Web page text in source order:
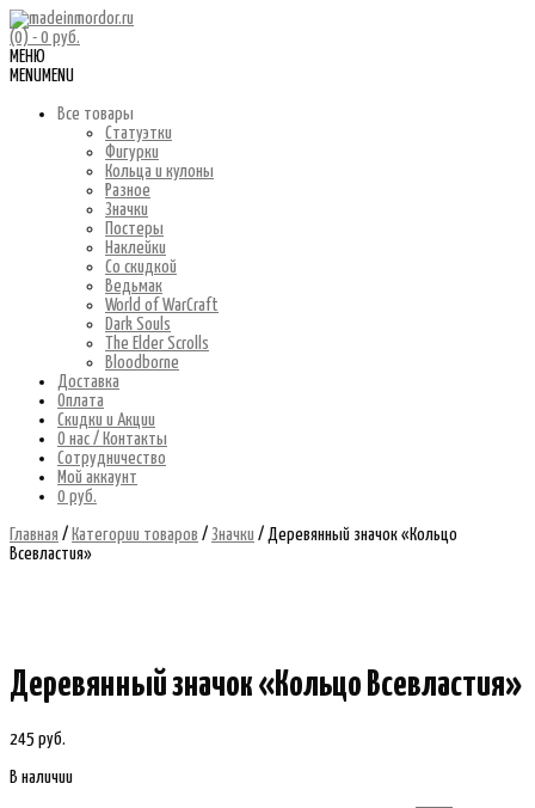
(0) - 0 руб.
МЕНЮ
MENU MENU
Все товары
Статуэтки
Фигурки
Кольца и кулоны
Разное
Значки
Постеры
Наклейки
Со скидкой
Ведьмак
World of WarCraft
Dark Souls
The Elder Scrolls
Bloodborne
Доставка
Оплата
Скидки и Акции
О нас / Контакты
Сотрудничество
Мой аккаунт
0 руб.
Главная / Категории товаров / Значки / Деревянный значок «Кольцо
Всевластия»
Деревянный значок «Кольцо Всевластия»
245 руб.
В наличии